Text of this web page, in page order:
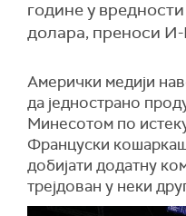
године у
долара, преноси
Амерички медији
да једнострано
Минесотом по
Француски
добијати додатну
трејдован у неки